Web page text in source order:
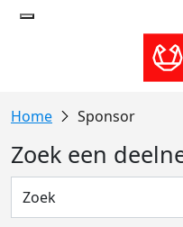
Sponsor
Zoek een